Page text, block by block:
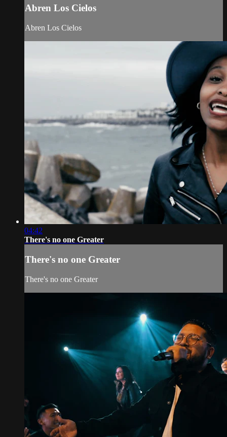
Abren Los Cielos
Abren Los Cielos
04:42
There's no one Greater
There's no one Greater
There's no one Greater